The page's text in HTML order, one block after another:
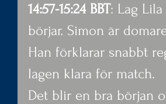
14:57-15:24 BBT: Lag
börjar. Simon är
Han förklarar snabbt
lagen klara för match.
Det blir en bra början